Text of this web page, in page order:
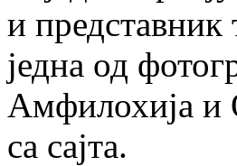
и
једна од
Амфилохија и
са сајта.